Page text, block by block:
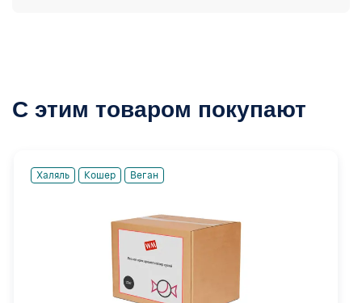
С этим товаром покупают
Халяль Кошер Веган